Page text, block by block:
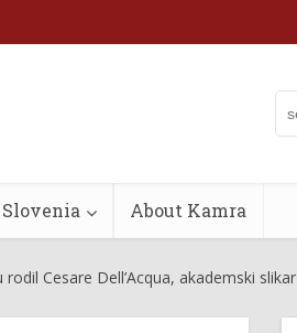
About Kamra
Cesare Dell’Acqua, akademski slikar